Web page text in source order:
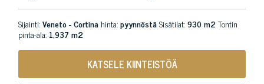
Sijainti:Veneto - Cortina hinta:pyynnöstäSisätilat:930 m2Tontin
pinta-ala: 1,937 m2
KATSELE KIINTEISTÖÄ